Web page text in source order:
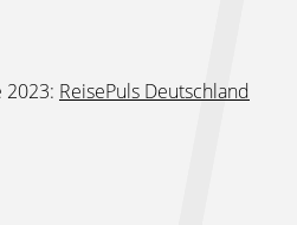
2023: ReisePuls Deutschland